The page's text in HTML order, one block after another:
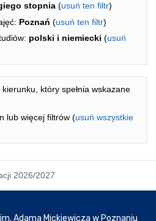
stopnia (usuń ten filtr)
Poznań (usuń ten filtr)
polski i niemiecki (usuń
który spełnia wskazane
lub więcej filtrów (usuń wszystkie
2026/2027
Adama Mickiewicza w Poznaniu